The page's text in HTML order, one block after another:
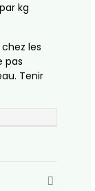
kg
les
pas
Tenir